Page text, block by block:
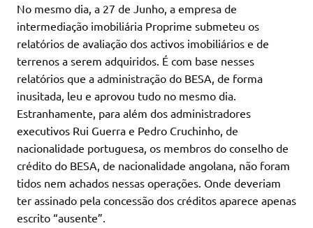
No mesmo dia, a 27 de Junho, a empresa de
intermediação imobiliária Proprime submeteu os
relatórios de avaliação dos activos imobiliários e de
terrenos a serem adquiridos. É com base nesses
relatórios que a administração do BESA, de forma
inusitada, leu e aprovou tudo no mesmo dia.
Estranhamente, para além dos administradores
executivos Rui Guerra e Pedro Cruchinho, de
nacionalidade portuguesa, os membros do conselho de
crédito do BESA, de nacionalidade angolana, não foram
tidos nem achados nessas operações. Onde deveriam
ter assinado pela concessão dos créditos aparece apenas
escrito “ausente”.